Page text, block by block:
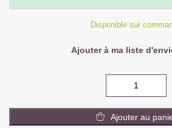
Disponible sur
Ajouter à ma liste
RIPPLE
Ajouter au